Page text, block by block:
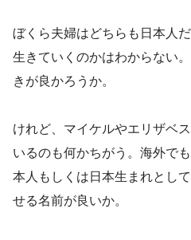
ぼくら夫婦はどちらも日本人
生きていくのかはわからない
きが良かろうか。
けれど、マイケルやエリザベ
いるのも何かちがう。海外で
本人もしくは日本生まれとし
せる名前が良いか。